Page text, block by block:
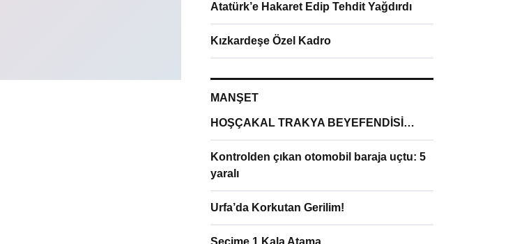
Atatürk’e Hakaret Edip Tehdit Yağdırdı
Kızkardeşe Özel Kadro
MANŞET
HOŞÇAKAL TRAKYA BEYEFENDİSİ…
Kontrolden çıkan otomobil baraja uçtu: 5
yaralı
Urfa’da Korkutan Gerilim!
Seçime 1 Kala Atama